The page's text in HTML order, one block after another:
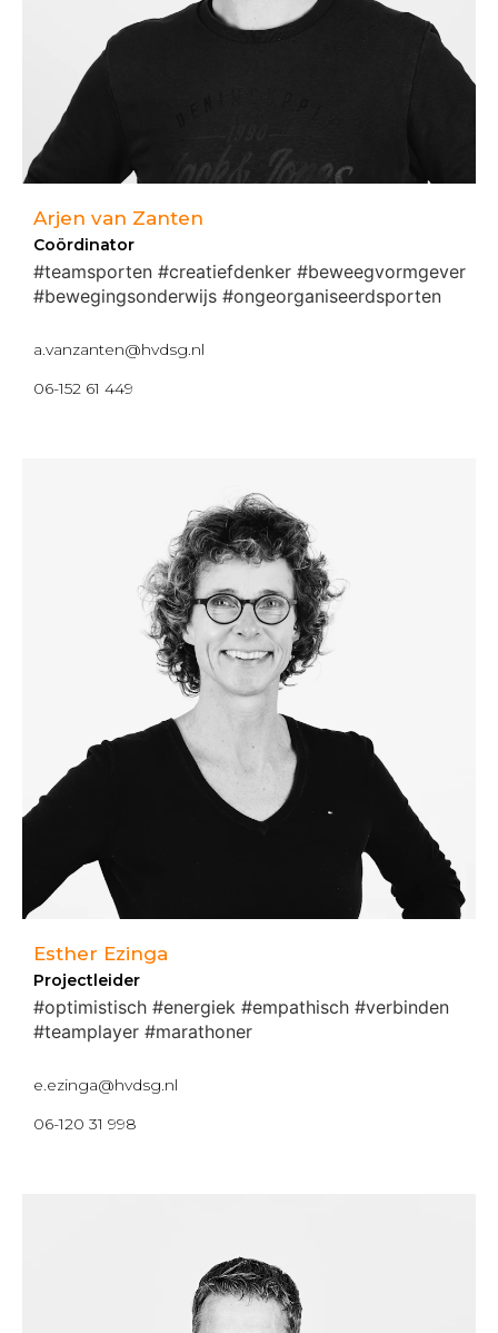
Arjen van Zanten
Coördinator
#teamsporten #creatiefdenker #beweegvormgever
#bewegingsonderwijs #ongeorganiseerdsporten
a.vanzanten@hvdsg.nl
06-152 61 449
Esther Ezinga
Projectleider
#optimistisch #energiek #empathisch #verbinden
#teamplayer #marathoner
e.ezinga@hvdsg.nl
06-120 31 998